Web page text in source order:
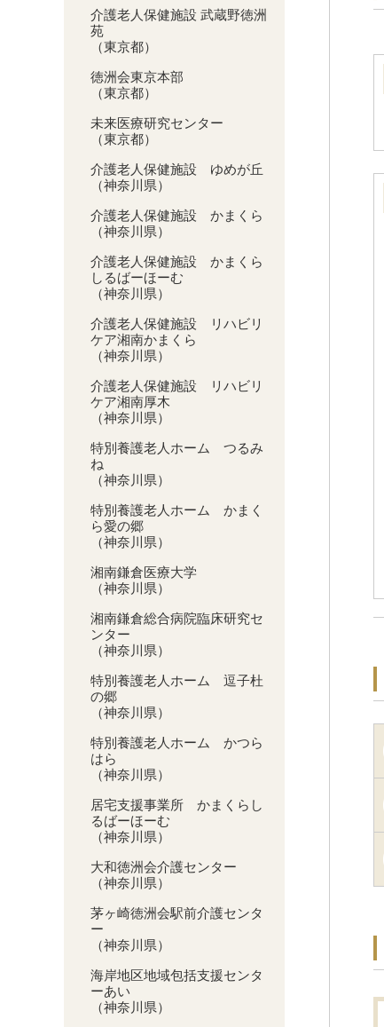
介護老人保健施設 武蔵野徳洲
苑
（東京都）
徳洲会東京本部
（東京都）
未来医療研究センター
（東京都）
介護老人保健施設 ゆめが丘
（神奈川県）
介護老人保健施設 かまくら
（神奈川県）
介護老人保健施設 かまくら
しるばーほーむ
（神奈川県）
介護老人保健施設 リハビリ
ケア湘南かまくら
（神奈川県）
介護老人保健施設 リハビリ
ケア湘南厚木
（神奈川県）
特別養護老人ホーム つるみ
ね
（神奈川県）
特別養護老人ホーム かまく
ら愛の郷
（神奈川県）
湘南鎌倉医療大学
（神奈川県）
湘南鎌倉総合病院臨床研究セ
ンター
（神奈川県）
特別養護老人ホーム 逗子杜
の郷
（神奈川県）
特別養護老人ホーム かつら
はら
（神奈川県）
居宅支援事業所 かまくらし
るばーほーむ
（神奈川県）
大和徳洲会介護センター
（神奈川県）
茅ヶ崎徳洲会駅前介護センタ
ー
（神奈川県）
海岸地区地域包括支援センタ
ーあい
（神奈川県）